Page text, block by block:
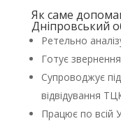
Як саме
Дніпровський
Ретельно
Готує
Супроводжує
відвідування
Працює по всій